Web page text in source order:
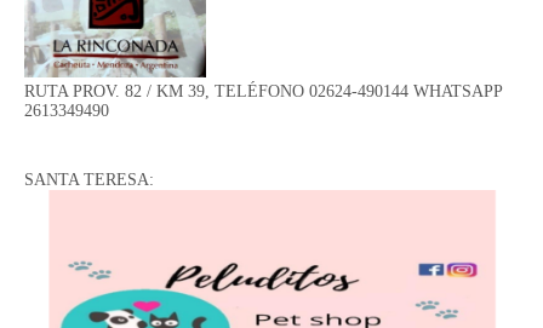
RUTA PROV. 82 / KM 39, TELÉFONO 02624-490144 WHATSAPP
2613349490
SANTA TERESA: